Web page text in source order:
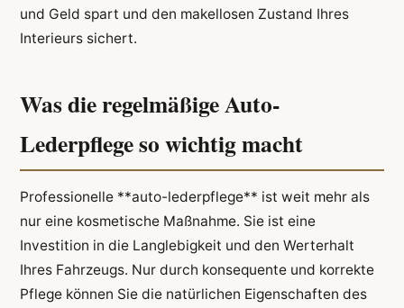
und Geld spart und den makellosen Zustand Ihres
Interieurs sichert.
Was die regelmäßige Auto-
Lederpflege so wichtig macht
Professionelle **auto-lederpflege** ist weit mehr als
nur eine kosmetische Maßnahme. Sie ist eine
Investition in die Langlebigkeit und den Werterhalt
Ihres Fahrzeugs. Nur durch konsequente und korrekte
Pflege können Sie die natürlichen Eigenschaften des